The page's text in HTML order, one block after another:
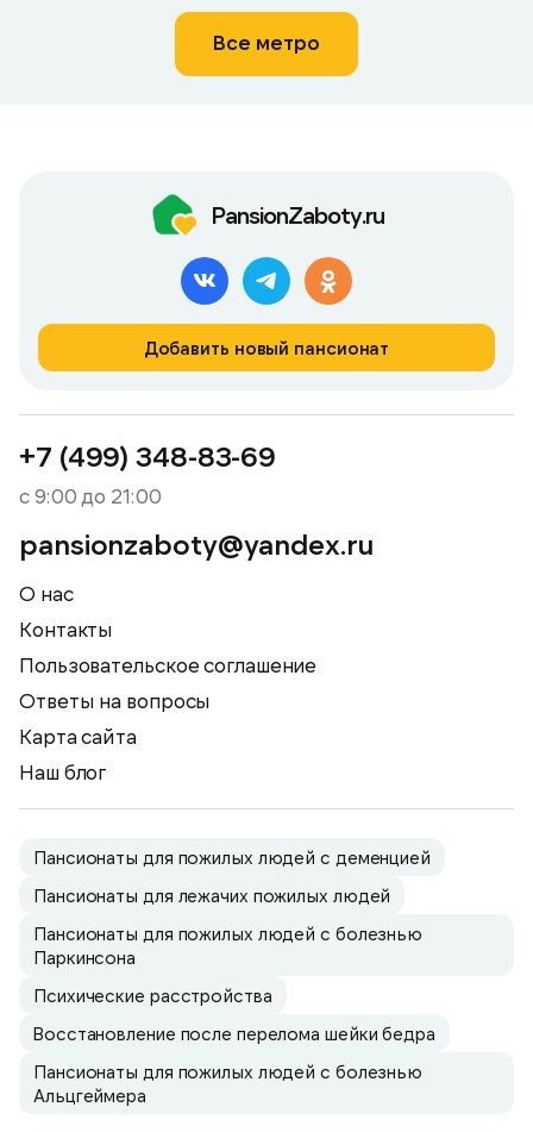
Все метро
PansionZaboty.ru
Добавить новый пансионат
+7 (499) 348-83-69
с 9:00 до 21:00
pansionzaboty@yandex.ru
О нас
Контакты
Пользовательское соглашение
Ответы на вопросы
Карта сайта
Наш блог
Пансионаты для пожилых людей с деменцией
Пансионаты для лежачих пожилых людей
Пансионаты для пожилых людей с болезнью
Паркинсона
Психические расстройства
Восстановление после перелома шейки бедра
Пансионаты для пожилых людей с болезнью
Альцгеймера